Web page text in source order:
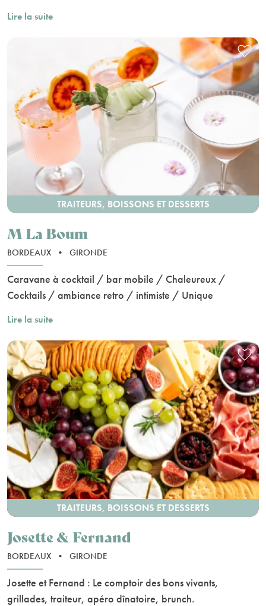
Lire la suite
TRAITEURS, BOISSONS ET DESSERTS
M La Boum
BORDEAUX • GIRONDE
Caravane à cocktail / bar mobile / Chaleureux /
Cocktails / ambiance retro / intimiste / Unique
Lire la suite
TRAITEURS, BOISSONS ET DESSERTS
Josette & Fernand
BORDEAUX • GIRONDE
Josette et Fernand : Le comptoir des bons vivants,
grillades, traiteur, apéro dînatoire, brunch.